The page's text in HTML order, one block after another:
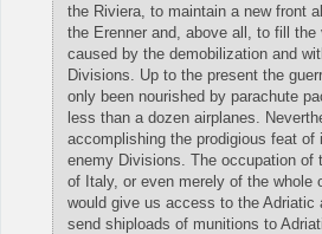
the Riviera, to maintain a new front
the Erenner and, above all, to fill
caused by the demobilization and
Divisions. Up to the present the
only been nourished by parachute
less than a dozen airplanes.
accomplishing the prodigious feat of
enemy Divisions. The occupation of
of Italy, or even merely of the whole
would give us access to the Adriatic
send shiploads of munitions to